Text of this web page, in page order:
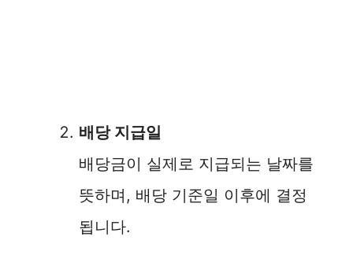
배당 지급일
배당금이 실제로 지급되는 날짜를
뜻하며, 배당 기준일 이후에 결정
됩니다.